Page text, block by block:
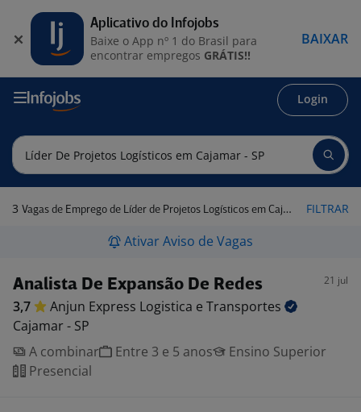
Login
3 Vagas de Emprego de Líder de Projetos Logísticos em Cajamar - SP FILTRAR
Ativar Aviso de Vagas
Analista De Expansão De Redes 21 jul
3,7 Anjun Express Logistica e Transportes
Cajamar - SP
A combinar
Entre 3 e 5 anos
Ensino Superior
Presencial
Aplicativo do Infojobs
Baixe o App nº 1 do Brasil para
encontrar empregos GRÁTIS!!
BAIXAR